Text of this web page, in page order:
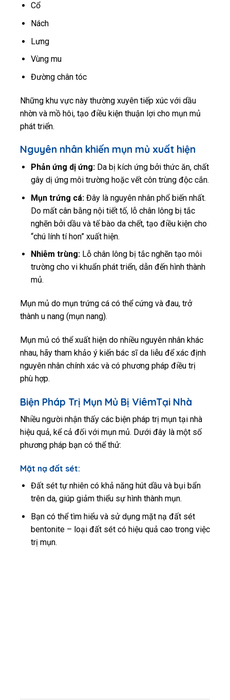
Cổ
Nách
Lưng
Vùng mu
Đường chân tóc
Những khu vực này thường xuyên tiếp xúc với dầu
nhờn và mồ hôi, tạo điều kiện thuận lợi cho mụn mủ
phát triển.
Nguyên nhân khiến mụn mủ xuất hiện
Phản ứng dị ứng:Da bị kích ứng bởi thức ăn, chất
gây dị ứng môi trường hoặc vết côn trùng độc cắn.
Mụn trứng cá:Đây là nguyên nhân phổ biến nhất.
Do mất cân bằng nội tiết tố, lỗ chân lông bị tắc
nghẽn bởi dầu và tế bào da chết, tạo điều kiện cho
“chú lính tí hon” xuất hiện.
Nhiễm trùng:Lỗ chân lông bị tắc nghẽn tạo môi
trường cho vi khuẩn phát triển, dẫn đến hình thành
mủ.
Mụn mủ do mụn trứng cá có thể cứng và đau, trở
thành u nang (mụn nang).
Mụn mủ có thể xuất hiện do nhiều nguyên nhân khác
nhau, hãy tham khảo ý kiến bác sĩ da liễu để xác định
nguyên nhân chính xác và có phương pháp điều trị
phù hợp.
Biện Pháp Trị Mụn Mủ Bị ViêmTại Nhà
Nhiều người nhận thấy các biện pháp trị mụn tại nhà
hiệu quả, kể cả đối với mụn mủ. Dưới đây là một số
phương pháp bạn có thể thử:
Mặt nạ đất sét:
Đất sét tự nhiên có khả năng hút dầu và bụi bẩn
trên da, giúp giảm thiểu sự hình thành mụn.
Bạn có thể tìm hiểu và sử dụng mặt nạ đất sét
bentonite – loại đất sét có hiệu quả cao trong việc
trị mụn.